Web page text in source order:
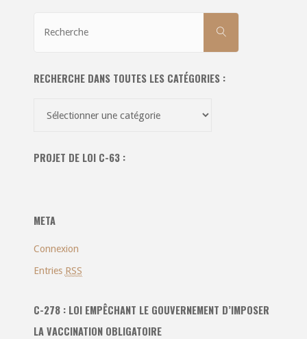
RECHERCHE
RECHERCHE DANS TOUTES LES CATÉGORIES :
les
PROJET DE LOI C-63 :
META
Connexion
Entries RSS
C-278 : LOI EMPÊCHANT LE GOUVERNEMENT D’IMPOSER
LA VACCINATION OBLIGATOIRE